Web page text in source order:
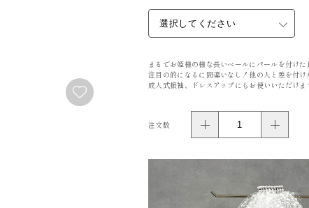
FURISODE
振袖
YUKATA
まるでお姫様の様な長いベールにパールを付けた
注目の的になるに間違いなし！他の人と差を付
成人式振袖、ドレスアップにもお使いいただけま
注文数